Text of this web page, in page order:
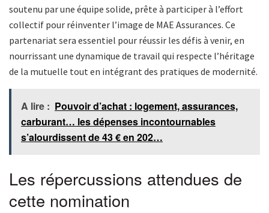
soutenu par une équipe solide, prête à participer à l’effort
collectif pour réinventer l’image de MAE Assurances. Ce
partenariat sera essentiel pour réussir les défis à venir, en
nourrissant une dynamique de travail qui respecte l’héritage
de la mutuelle tout en intégrant des pratiques de modernité.
A lire : Pouvoir d’achat : logement, assurances,
carburant… les dépenses incontournables
s’alourdissent de 43 € en 202…
Les répercussions attendues de
cette nomination